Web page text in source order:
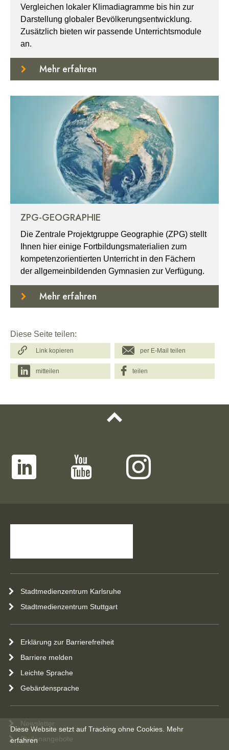
Vergleichen lokaler Klimadiagramme bis hin zur
Darstellung globaler Bevölkerungsentwicklung.
Zusätzlich bieten wir passende Unterrichtsmodule
an.
Mehr erfahren
ZPG-GEOGRAPHIE
Die Zentrale Projektgruppe Geographie (ZPG) stellt
Ihnen hier einige Fortbildungsmaterialien zum
kompetenzorientierten Unterricht in den Fächern
der allgemeinbildenden Gymnasien zur Verfügung.
Mehr erfahren
Diese Seite teilen:
Link kopieren per E-Mail teilen
mitteilen teilen
Stadtmedienzentrum Karlsruhe
Stadtmedienzentrum Stuttgart
Erklärung zur Barrierefreiheit
Barriere melden
Leichte Sprache
Gebärdensprache
Newsletter
Stellenangebote
Diese Website setzt auf Tracking ohne Cookies. Mehr
erfahren